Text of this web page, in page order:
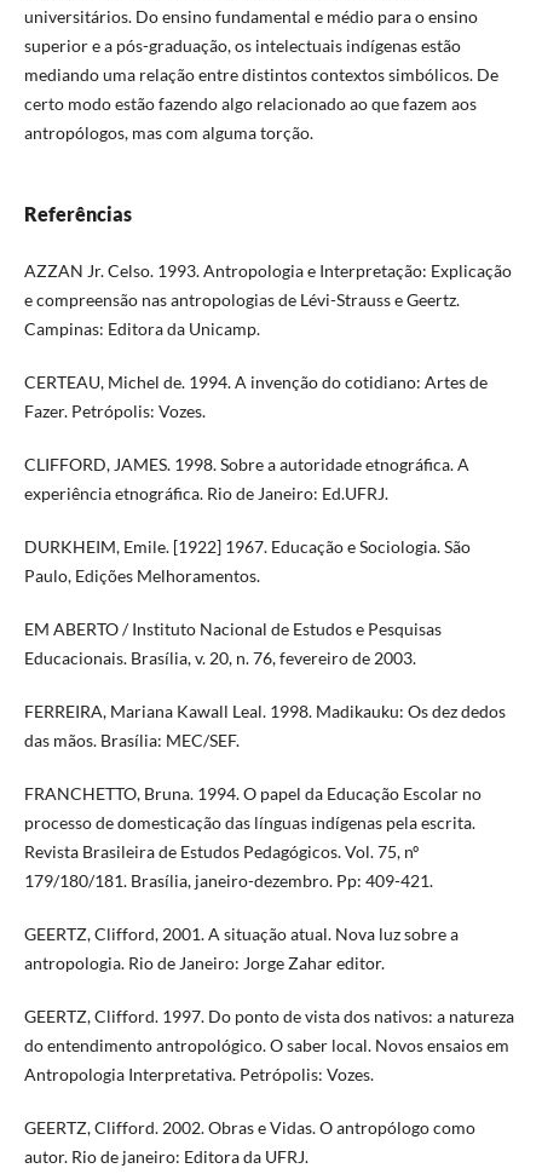
universitários. Do ensino fundamental e médio para o ensino
superior e a pós-graduação, os intelectuais indígenas estão
mediando uma relação entre distintos contextos simbólicos. De
certo modo estão fazendo algo relacionado ao que fazem aos
antropólogos, mas com alguma torção.
Referências
AZZAN Jr. Celso. 1993. Antropologia e Interpretação: Explicação
e compreensão nas antropologias de Lévi-Strauss e Geertz.
Campinas: Editora da Unicamp.
CERTEAU, Michel de. 1994. A invenção do cotidiano: Artes de
Fazer. Petrópolis: Vozes.
CLIFFORD, JAMES. 1998. Sobre a autoridade etnográfica. A
experiência etnográfica. Rio de Janeiro: Ed.UFRJ.
DURKHEIM, Emile. [1922] 1967. Educação e Sociologia. São
Paulo, Edições Melhoramentos.
EM ABERTO / Instituto Nacional de Estudos e Pesquisas
Educacionais. Brasília, v. 20, n. 76, fevereiro de 2003.
FERREIRA, Mariana Kawall Leal. 1998. Madikauku: Os dez dedos
das mãos. Brasília: MEC/SEF.
FRANCHETTO, Bruna. 1994. O papel da Educação Escolar no
processo de domesticação das línguas indígenas pela escrita.
Revista Brasileira de Estudos Pedagógicos. Vol. 75, nº
179/180/181. Brasília, janeiro-dezembro. Pp: 409-421.
GEERTZ, Clifford, 2001. A situação atual. Nova luz sobre a
antropologia. Rio de Janeiro: Jorge Zahar editor.
GEERTZ, Clifford. 1997. Do ponto de vista dos nativos: a natureza
do entendimento antropológico. O saber local. Novos ensaios em
Antropologia Interpretativa. Petrópolis: Vozes.
GEERTZ, Clifford. 2002. Obras e Vidas. O antropólogo como
autor. Rio de janeiro: Editora da UFRJ.